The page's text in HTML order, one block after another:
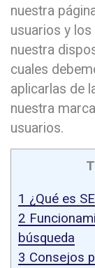
nuestra
usuarios y
nuestra
cuales
aplicarlas de
nuestra
usuarios.
1 ¿Qué es
2
búsqueda
3 Consejos